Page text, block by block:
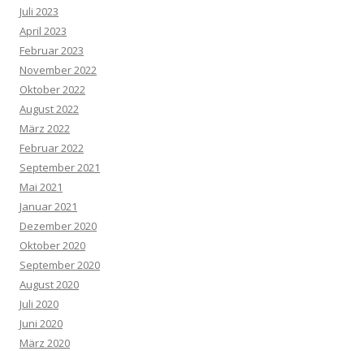
Juli 2023
April 2023
Februar 2023
November 2022
Oktober 2022
August 2022
März 2022
Februar 2022
September 2021
Mai 2021
Januar 2021
Dezember 2020
Oktober 2020
September 2020
August 2020
Juli 2020
Juni 2020
März 2020